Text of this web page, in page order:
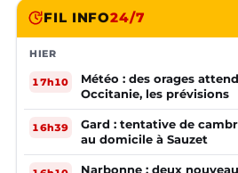
FIL INFO24/7
HIER
17h10
Météo : des orages
Occitanie, les prévisions
16h39
Gard : tentative de
au domicile à Sauzet
Narbonne : deux